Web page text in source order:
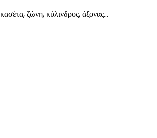
ζώνη, κύλινδρος, άξονας…